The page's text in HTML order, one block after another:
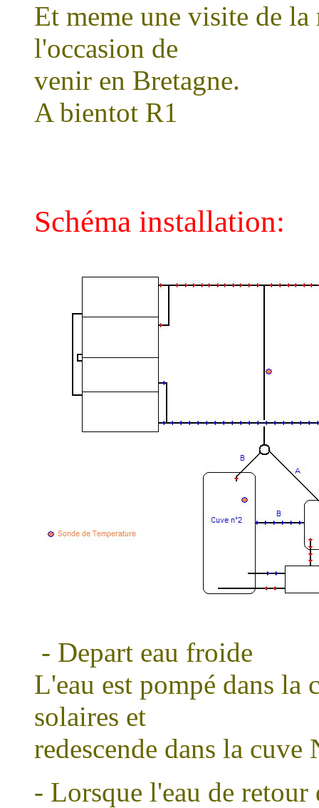
Et meme une visite de
l'occasion de
venir en Bretagne.
A bientot R1
Schéma installation:
- Depart eau froide
L'eau est pompé dans la
solaires et
redescende dans la
- Lorsque l'eau de retour